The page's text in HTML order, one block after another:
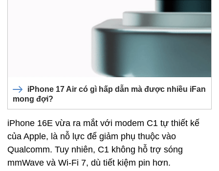
iPhone 17 Air có gì hấp dẫn mà được nhiều iFan
mong đợi?
iPhone 16E vừa ra mắt với modem C1 tự thiết kế
của Apple, là nỗ lực để giảm phụ thuộc vào
Qualcomm. Tuy nhiên, C1 không hỗ trợ sóng
mmWave và Wi-Fi 7, dù tiết kiệm pin hơn.